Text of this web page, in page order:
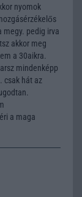
nyomok
megy. pedig irva
akkor meg
a 30aikra.
mindenképp
csak hát az
a maga